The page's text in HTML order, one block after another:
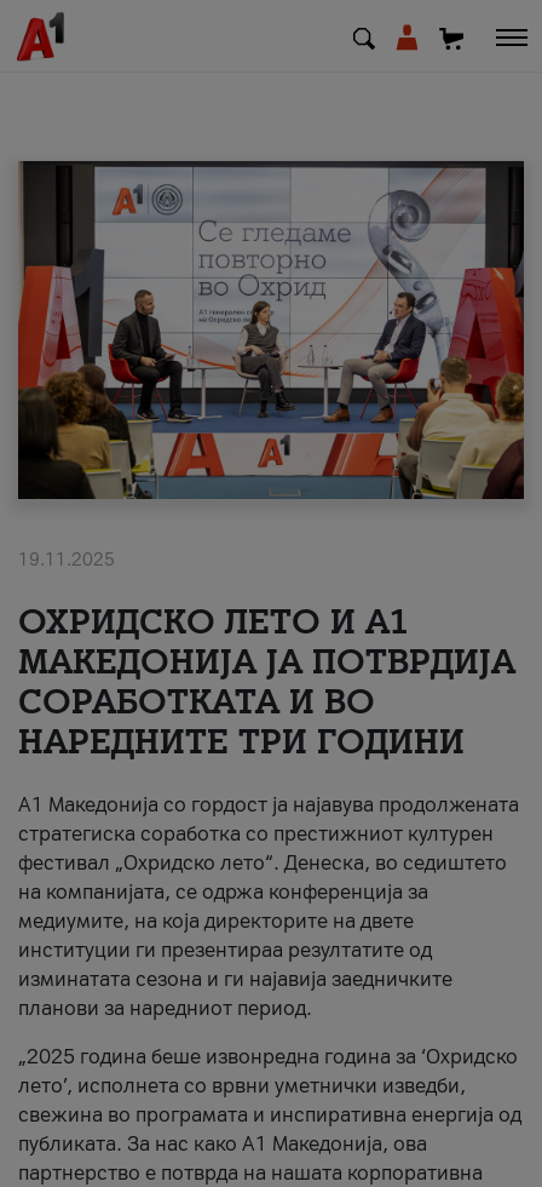
МК SQ
Приватни Деловни
Поддршка
Надополни кредит
#ПодобарОнлајн
19.11.2025
ОХРИДСКО ЛЕТО И A1
МАКЕДОНИЈА ЈА ПОТВРДИЈА
СОРАБОТКАТА И ВО
НАРЕДНИТЕ ТРИ ГОДИНИ
A1 Македонија со гордост ја најавува продолжената
стратегиска соработка со престижниот културен
фестивал „Охридско лето“. Денеска, во седиштето
на компанијата, се одржа конференција за
медиумите, на која директорите на двете
институции ги презентираа резултатите од
изминатата сезона и ги најавија заедничките
планови за наредниот период.
„2025 година беше извонредна година за ‘Охридско
лето’, исполнета со врвни уметнички изведби,
свежина во програмата и инспиративна енергија од
публиката. За нас како A1 Македонија, ова
партнерство е потврда на нашата корпоративна